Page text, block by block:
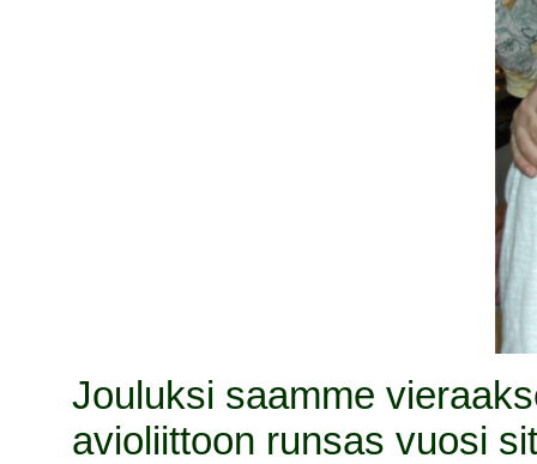
Jouluksi saamme
avioliittoon runsas vuosi